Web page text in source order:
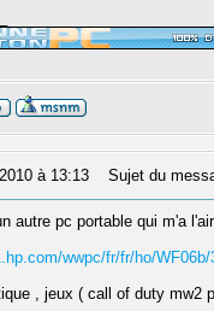
à 13:13 Sujet du
autre pc portable qui m'a
wwpc/fr/fr/ho/WF06b/
, jeux ( call of duty mw2